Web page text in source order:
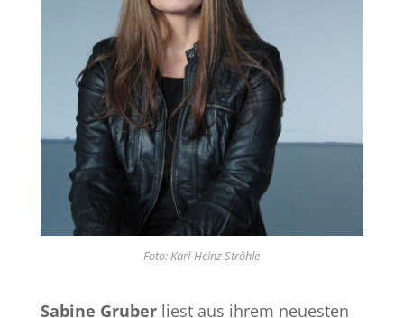
Foto: Karl-Heinz Ströhle
Sabine Gruber liest aus ihrem neuesten